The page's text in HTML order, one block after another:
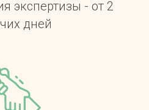
экспертизы - от 2
дней